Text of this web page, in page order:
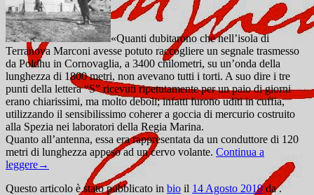
«Quanti dubitarono che nell’isola di
Terranova Marconi avesse potuto raccogliere un segnale trasmesso
da Poldhu in Cornovaglia, a 3400 chilometri, su un’onda della
lunghezza di 1800 metri, non avevano tutti i torti. A suo dire i tre
punti della lettera “S” ricevuti ripetutamente per un paio di giorni
erano chiarissimi, ma molto deboli; infatti furono uditi in cuffia,
utilizzando il sensibilissimo coherer a goccia di mercurio costruito
alla Spezia nei laboratori della Regia Marina.
Quanto all’antenna, essa era rappresentata da un conduttore di 120
metri di lunghezza appeso ad un cervo volante. Continua a
leggere→
Questo articolo è stato pubblicato in bio il 14 Agosto 2019da.